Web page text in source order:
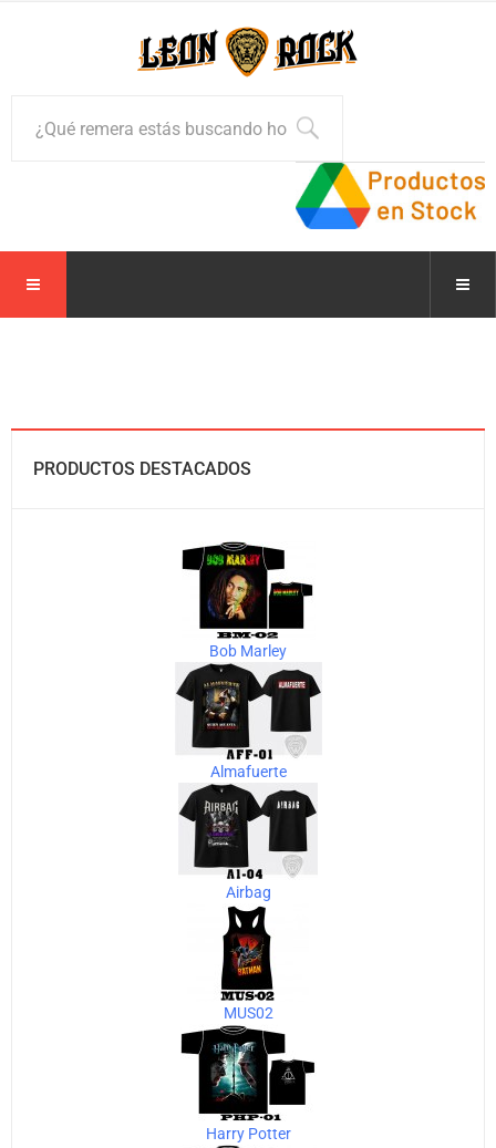
PRODUCTOS DESTACADOS
Bob Marley
Almafuerte
Airbag
MUS02
Harry Potter